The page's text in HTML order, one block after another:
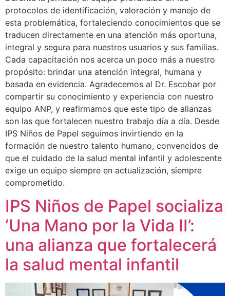
protocolos de identificación, valoración y manejo de
esta problemática, fortaleciendo conocimientos que se
traducen directamente en una atención más oportuna,
integral y segura para nuestros usuarios y sus familias.
Cada capacitación nos acerca un poco más a nuestro
propósito: brindar una atención integral, humana y
basada en evidencia. Agradecemos al Dr. Escobar por
compartir su conocimiento y experiencia con nuestro
equipo ANP, y reafirmamos que este tipo de alianzas
son las que fortalecen nuestro trabajo día a día. Desde
IPS Niños de Papel seguimos invirtiendo en la
formación de nuestro talento humano, convencidos de
que el cuidado de la salud mental infantil y adolescente
exige un equipo siempre en actualización, siempre
comprometido.
IPS Niños de Papel socializa
‘Una Mano por la Vida II’:
una alianza que fortalecerá
la salud mental infantil